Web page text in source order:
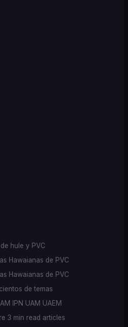
hule y PVC
Hawaianas de PVC
Hawaianas de PVC
de temas
IPN UAM UAEM
3 min read articles